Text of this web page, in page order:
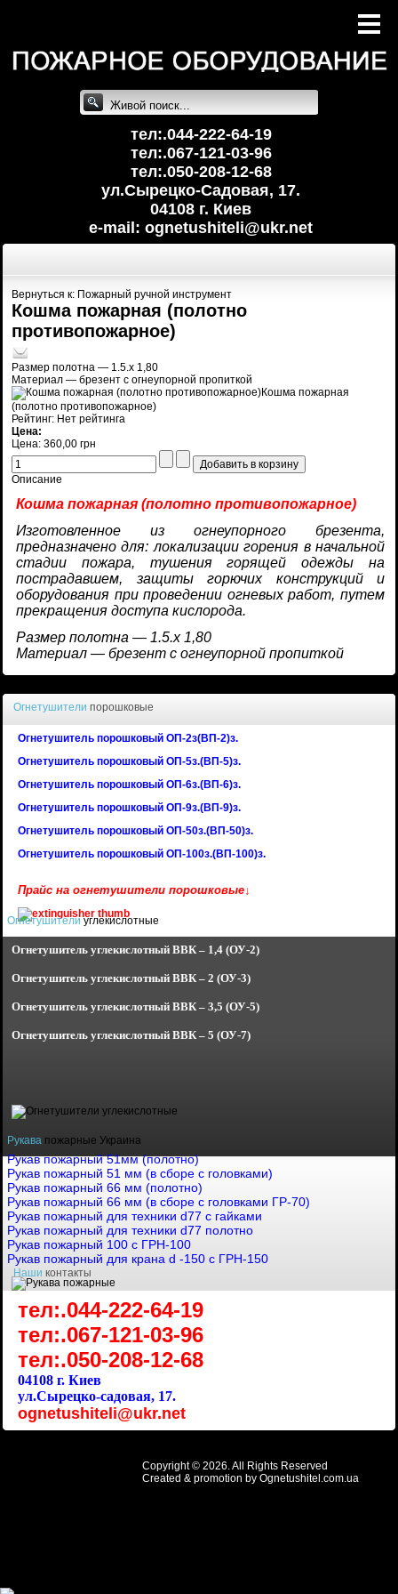
тел:.044-222-64-19
тел:.067-121-03-96
тел:.050-208-12-68
ул.Сырецко-Cадовая, 17.
04108 г. Киев
e-mail: ognetushiteli@ukr.net
Вернуться к: Пожарный ручной инструмент
Кошма пожарная (полотно
противопожарное)
Размер полотна — 1.5.х 1,80
Материал — брезент с огнеупорной пропиткой
Кошма пожарная
(полотно противопожарное)
Рейтинг: Нет рейтинга
Цена:
Цена: 360,00 грн
Описание
Кошма пожарная (полотно противопожарное)
Изготовленное из огнеупорного брезента,
предназначено для: локализации горения в начальной
стадии пожара, тушения горящей одежды на
пострадавшем, защиты горючих конструкций и
оборудования при проведении огневых работ, путем
прекращения доступа кислорода.
Размер полотна — 1.5.х 1,80
Материал — брезент с огнеупорной пропиткой
Огнетушители порошковые
Огнетушитель порошковый ОП-2з(ВП-2)з.
Огнетушитель порошковый ОП-5з.(ВП-5)з.
Огнетушитель порошковый ОП-6з.(ВП-6)з.
Огнетушитель порошковый ОП-9з.(ВП-9)з.
Огнетушитель порошковый ОП-50з.(ВП-50)з.
Огнетушитель порошковый ОП-100з.(ВП-100)з.
Прайс на огнетушители порошковые↓
Огнетушителиуглекислотные
Огнетушитель углекислотный ВВК – 1,4 (ОУ-2)
Огнетушитель углекислотный ВВК – 2 (ОУ-3)
Огнетушитель углекислотный ВВК – 3,5 (ОУ-5)
Огнетушитель углекислотный ВВК – 5 (ОУ-7)
Рукава пожарные Украина
Рукав пожарный 51мм (полотно)
Рукав пожарный 51 мм (в сборе с головками)
Рукав пожарный 66 мм (полотно)
Рукав пожарный 66 мм (в сборе с головками ГР-70)
Рукав пожарный для техники d77 с гайками
Рукав пожарный для техники d77 полотно
Рукав пожарный 100 с ГРН-100
Рукав пожарный для крана d -150 с ГРН-150
Наши контакты
тел:.044-222-64-19
тел:.067-121-03-96
тел:.050-208-12-68
04108 г. Киев
ул.Сырецко-садовая, 17.
ognetushiteli@ukr.net
Copyright © 2026. All Rights Reserved
Created & promotion by Ognetushitel.com.ua